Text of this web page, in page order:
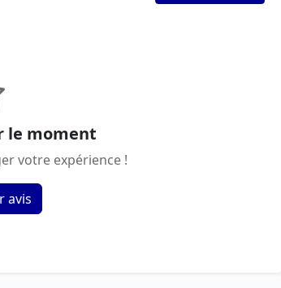
le moment
votre expérience !
avis